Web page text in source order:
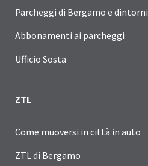
Parcheggi di Bergamo e dintorni
Abbonamenti ai parcheggi
Ufficio Sosta
ZTL
Come muoversi in città in auto
ZTL di Bergamo